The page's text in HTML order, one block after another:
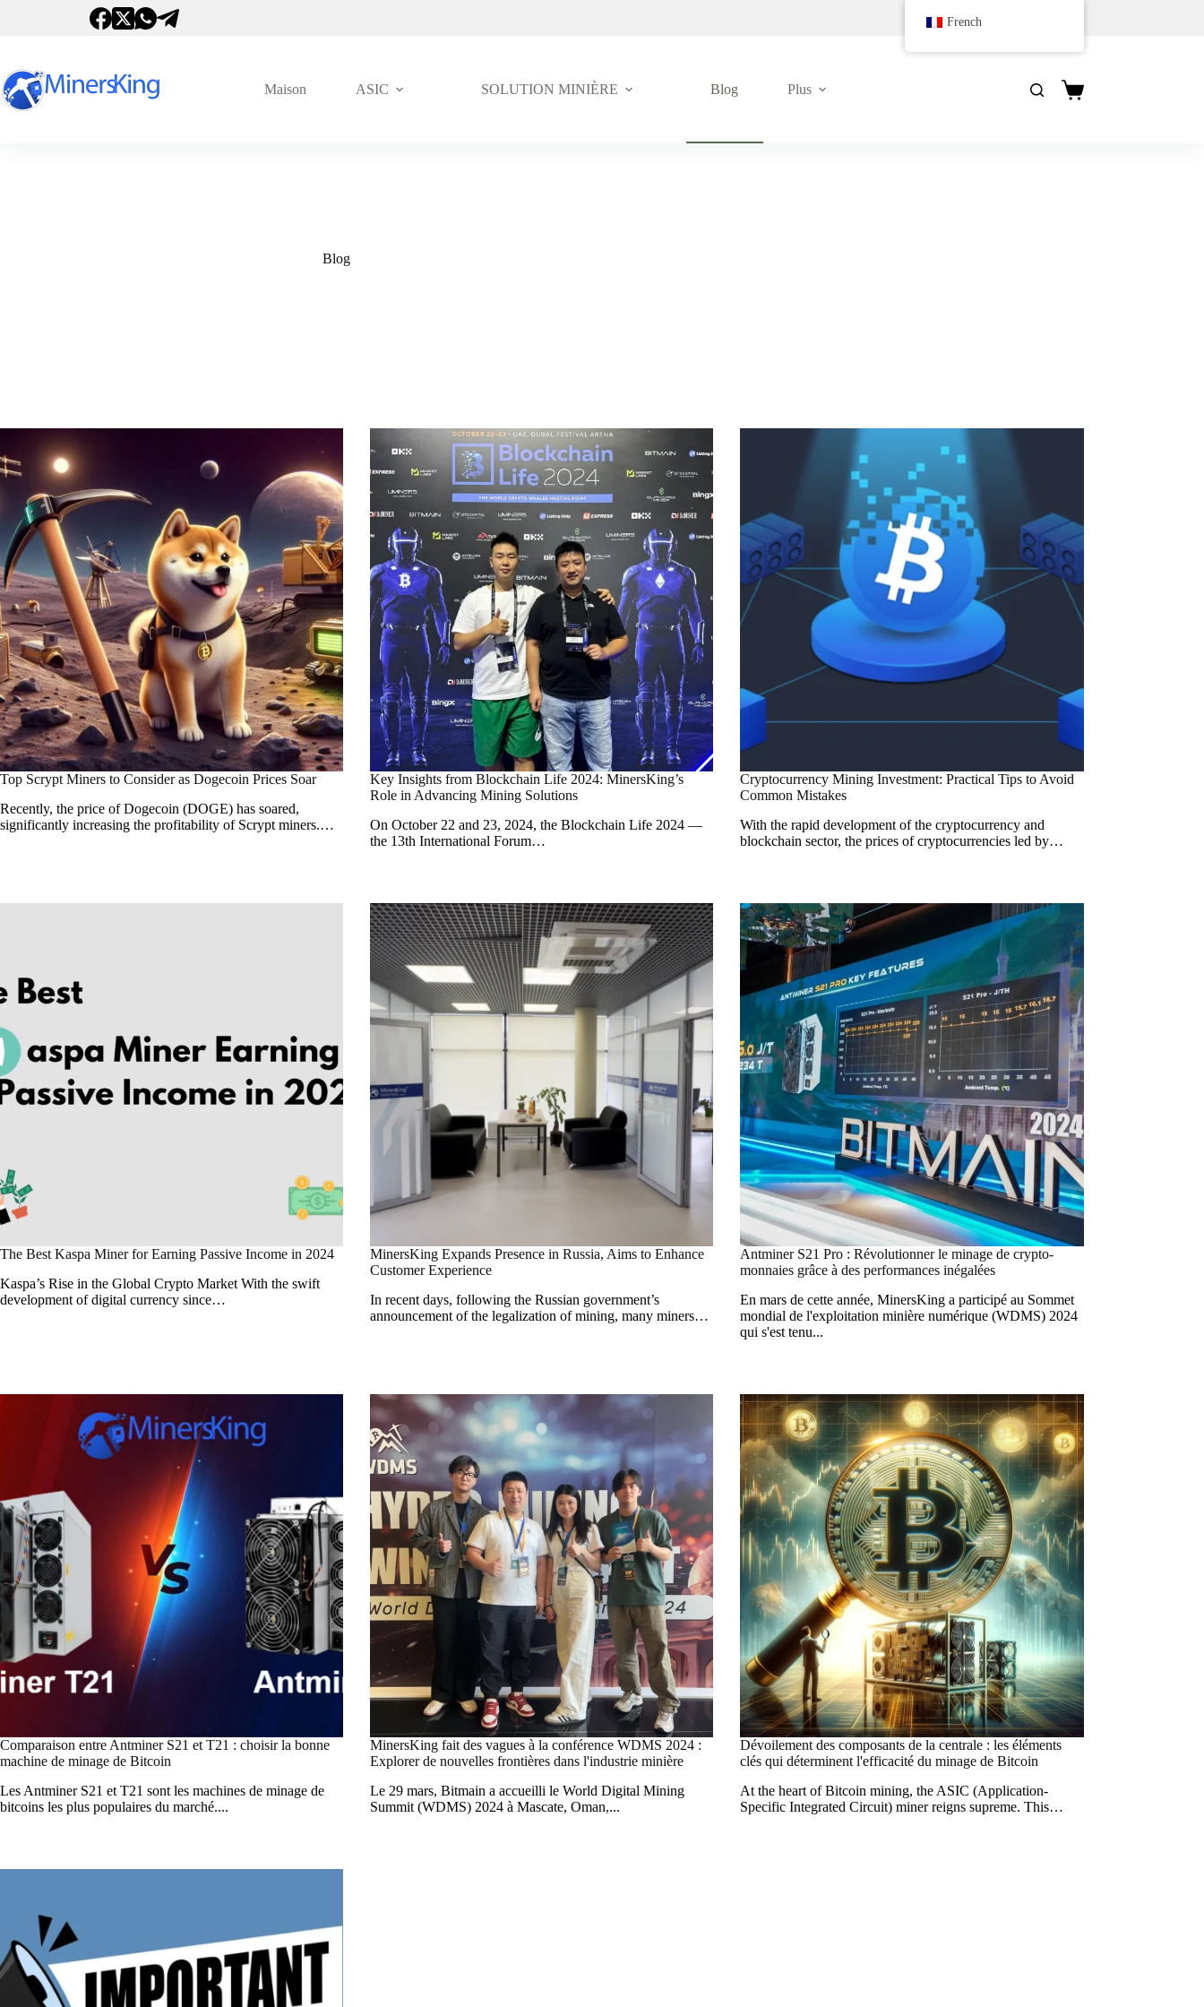
Maison ASIC SOLUTION MINIÈRE Blog Plus
Panier
Blog
Top Scrypt Miners to Consider as Dogecoin Prices Soar
Recently, the price of Dogecoin (DOGE) has soared,
significantly increasing the profitability of Scrypt miners.…
Key Insights from Blockchain Life 2024: MinersKing’s
Role in Advancing Mining Solutions
On October 22 and 23, 2024, the Blockchain Life 2024 —
the 13th International Forum…
Cryptocurrency Mining Investment: Practical Tips to Avoid
Common Mistakes
With the rapid development of the cryptocurrency and
blockchain sector, the prices of cryptocurrencies led by…
The Best Kaspa Miner for Earning Passive Income in 2024
Kaspa’s Rise in the Global Crypto Market With the swift
development of digital currency since…
MinersKing Expands Presence in Russia, Aims to Enhance
Customer Experience
In recent days, following the Russian government’s
announcement of the legalization of mining, many miners…
Antminer S21 Pro : Révolutionner le minage de crypto-
monnaies grâce à des performances inégalées
En mars de cette année, MinersKing a participé au Sommet
mondial de l'exploitation minière numérique (WDMS) 2024
qui s'est tenu...
Comparaison entre Antminer S21 et T21 : choisir la bonne
machine de minage de Bitcoin
Les Antminer S21 et T21 sont les machines de minage de
bitcoins les plus populaires du marché....
MinersKing fait des vagues à la conférence WDMS 2024 :
Explorer de nouvelles frontières dans l'industrie minière
Le 29 mars, Bitmain a accueilli le World Digital Mining
Summit (WDMS) 2024 à Mascate, Oman,...
Dévoilement des composants de la centrale : les éléments
clés qui déterminent l'efficacité du minage de Bitcoin
At the heart of Bitcoin mining, the ASIC (Application-
Specific Integrated Circuit) miner reigns supreme. This…
French